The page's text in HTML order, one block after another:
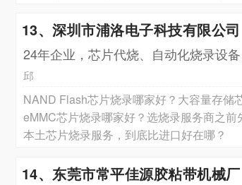
13、深圳市浦洛电子科技有限公司
24年企业，芯片代烧、自动化烧录设
邱
NAND Flash芯片烧录哪家好？大容量存储
eMMC芯片烧录哪家好？选烧录服务商之前
本土芯片烧录服务，到底比进口好在哪？
14、东莞市常平佳源胶粘带机械厂